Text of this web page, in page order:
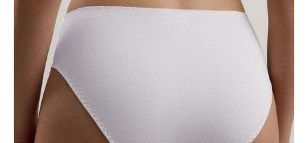
ZDJĘCIA
ZDJĘCIA
ZDJĘCIA
Rozmiary:
Tabela rozmiarów
102/L
106/XL
110/XXL